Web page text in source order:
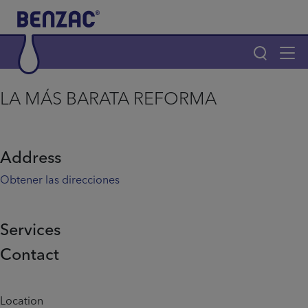
Skip to main content
Main navigation
¿Por qué elegir Benzac?
Home
Info menu
LA MÁS BARATA REFORMA
Address
Obtener las direcciones
Services
Contact
Location